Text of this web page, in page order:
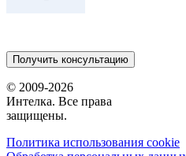
Получить консультацию
© 2009-2026
Интелка. Все права
защищены.
Политика использования сookie